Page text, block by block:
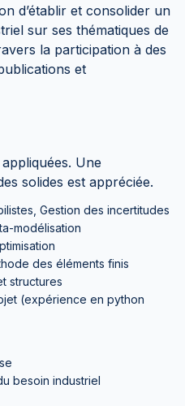
d’établir et consolider un
sur ses thématiques de
la participation à des
et
Une
solides est appréciée.
Gestion des incertitudes
modélisation
des éléments finis
structures
(expérience en python
besoin industriel